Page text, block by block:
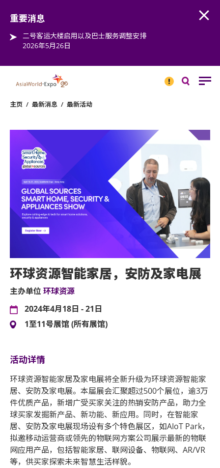
重要消息
二号客运大楼启用以及巴士服务调整安排
2026年5月26日
消息
主页 / 最新消息 / 最新活动
环球资源智能家居，安防及家电展
主办单位 环球资源
2024年4月18日 - 21日
1至11号展馆 (所有展馆)
活动详情
环球资源智能家居及家电展将全新升级为环球资源智能家
居、安防及家电展。本届展会汇聚超过500个展位，逾3万
件优质产品，新增广受买家关注的热销安防产品，助力全
球买家发掘新产品、新功能、新应用。同时，在智能家
居、安防及家电展现场设有多个特色展区，如AIoT Park，
拟邀移动运营商或领先的物联网方案公司展示最新的物联
网应用产品，包括智能家居、联网设备、物联网、AR/VR
等，供买家探索未来智慧生活样貌。